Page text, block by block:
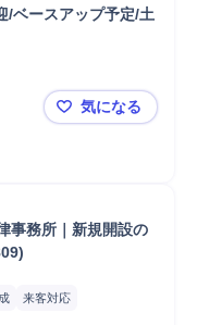
/ベースアップ予定/土
【経理スタ
気になる
事務所｜新規開設の
来客対応